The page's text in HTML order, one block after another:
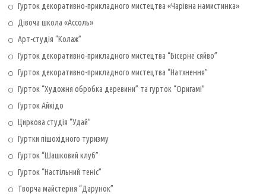
Гурток декоративно-прикладного мистецтва «Чарівна намистинка»
Дівоча школа «Ассоль»
Арт-студія “Колаж”
Гурток декоративно-прикладного мистецтва “Бісерне сяйво”
Гурток декоративно-прикладного мистецтва “Натхнення”
Гурток “Художня обробка деревини” та гурток “Оригамі”
Гурток Айкідо
Циркова студія “Удай”
Гуртки пішохідного туризму
Гурток “Шашковий клуб”
Гурток “Настільний теніс”
Творча майстерня “Дарунок”